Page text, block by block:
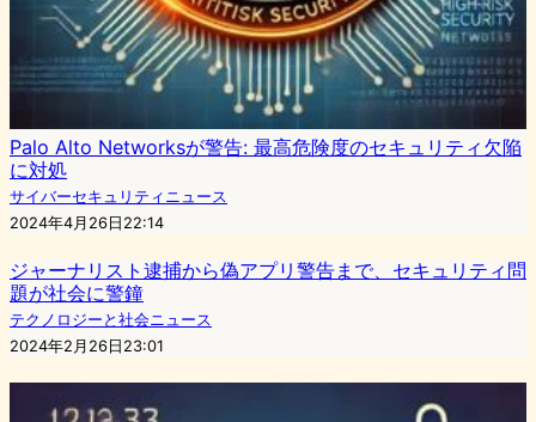
Palo Alto Networksが警告: 最高危険度のセキュリティ欠陥
に対処
サイバーセキュリティニュース
2024年4月26日22:14
ジャーナリスト逮捕から偽アプリ警告まで、セキュリティ問
題が社会に警鐘
テクノロジーと社会ニュース
2024年2月26日23:01